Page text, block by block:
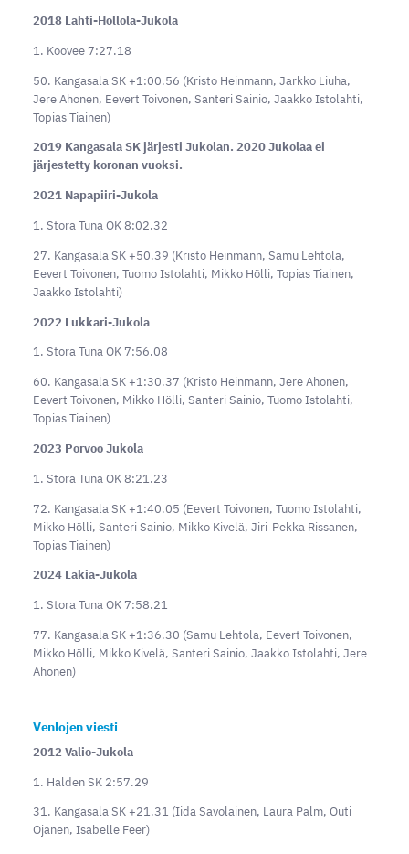
2018 Lahti-Hollola-Jukola
1. Koovee 7:27.18
50. Kangasala SK +1:00.56 (Kristo Heinmann, Jarkko Liuha,
Jere Ahonen, Eevert Toivonen, Santeri Sainio, Jaakko Istolahti,
Topias Tiainen)
2019 Kangasala SK järjesti Jukolan. 2020 Jukolaa ei
järjestetty koronan vuoksi.
2021 Napapiiri-Jukola
1. Stora Tuna OK 8:02.32
27. Kangasala SK +50.39 (Kristo Heinmann, Samu Lehtola,
Eevert Toivonen, Tuomo Istolahti, Mikko Hölli, Topias Tiainen,
Jaakko Istolahti)
2022 Lukkari-Jukola
1. Stora Tuna OK 7:56.08
60. Kangasala SK +1:30.37 (Kristo Heinmann, Jere Ahonen,
Eevert Toivonen, Mikko Hölli, Santeri Sainio, Tuomo Istolahti,
Topias Tiainen)
2023 Porvoo Jukola
1. Stora Tuna OK 8:21.23
72. Kangasala SK +1:40.05 (Eevert Toivonen, Tuomo Istolahti,
Mikko Hölli, Santeri Sainio, Mikko Kivelä, Jiri-Pekka Rissanen,
Topias Tiainen)
2024 Lakia-Jukola
1. Stora Tuna OK 7:58.21
77. Kangasala SK +1:36.30 (Samu Lehtola, Eevert Toivonen,
Mikko Hölli, Mikko Kivelä, Santeri Sainio, Jaakko Istolahti, Jere
Ahonen)
Venlojen viesti
2012 Valio-Jukola
1. Halden SK 2:57.29
31. Kangasala SK +21.31 (Iida Savolainen, Laura Palm, Outi
Ojanen, Isabelle Feer)